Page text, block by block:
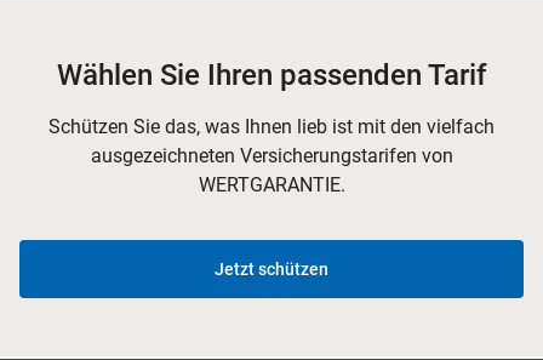
Wählen Sie Ihren passenden Tarif
Schützen Sie das, was Ihnen lieb ist mit den vielfach
ausgezeichneten Versicherungstarifen von
WERTGARANTIE.
Jetzt schützen